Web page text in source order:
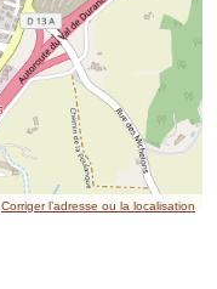
Corriger l’adresse ou la localisation